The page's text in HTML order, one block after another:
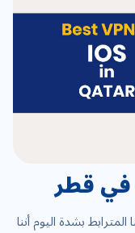
بشدة اليوم أننا